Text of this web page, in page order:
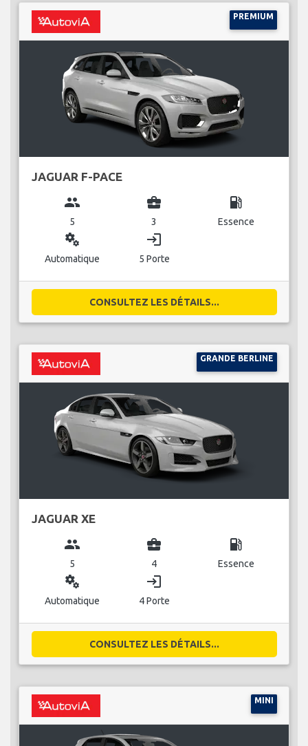
PREMIUM
JAGUAR F-PACE
group
5
business_center
3
local_gas_station
Essence
miscellaneous_services
Automatique
login
5 Porte
CONSULTEZ LES DÉTAILS...
GRANDE BERLINE
JAGUAR XE
group
5
business_center
4
local_gas_station
Essence
miscellaneous_services
Automatique
login
4 Porte
CONSULTEZ LES DÉTAILS...
MINI